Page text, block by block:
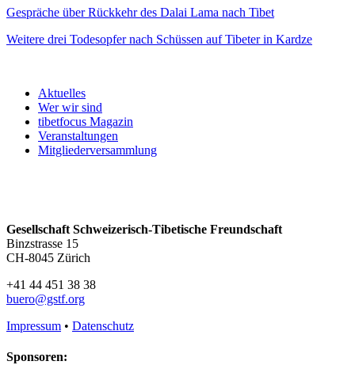
Gespräche über Rückkehr des Dalai Lama nach Tibet
Weitere drei Todesopfer nach Schüssen auf Tibeter in Kardze
Aktuelles
Wer wir sind
tibetfocus Magazin
Veranstaltungen
Mitgliederversammlung
Gesellschaft Schweizerisch-Tibetische Freundschaft
Binzstrasse 15
CH-8045 Zürich
+41 44 451 38 38
buero@gstf.org
Impressum • Datenschutz
Sponsoren: